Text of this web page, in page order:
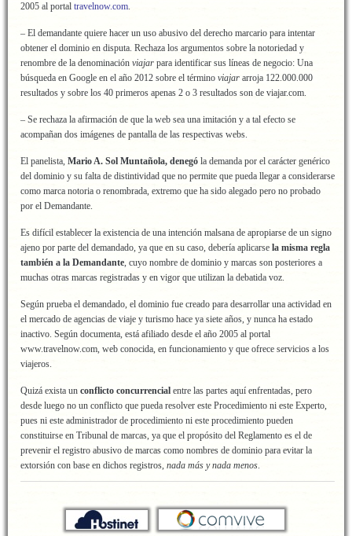
2005 al portal travelnow.com.
– El demandante quiere hacer un uso abusivo del derecho marcario para intentar
obtener el dominio en disputa. Rechaza los argumentos sobre la notoriedad y
renombre de la denominación viajar para identificar sus líneas de negocio: Una
búsqueda en Google en el año 2012 sobre el término viajar arroja 122.000.000
resultados y sobre los 40 primeros apenas 2 o 3 resultados son de viajar.com.
– Se rechaza la afirmación de que la web sea una imitación y a tal efecto se
acompañan dos imágenes de pantalla de las respectivas webs.
El panelista, Mario A. Sol Muntañola, denegó la demanda por el carácter genérico
del dominio y su falta de distintividad que no permite que pueda llegar a considerarse
como marca notoria o renombrada, extremo que ha sido alegado pero no probado
por el Demandante.
Es difícil establecer la existencia de una intención malsana de apropiarse de un signo
ajeno por parte del demandado, ya que en su caso, debería aplicarse la misma regla
también a la Demandante, cuyo nombre de dominio y marcas son posteriores a
muchas otras marcas registradas y en vigor que utilizan la debatida voz.
Según prueba el demandado, el dominio fue creado para desarrollar una actividad en
el mercado de agencias de viaje y turismo hace ya siete años, y nunca ha estado
inactivo. Según documenta, está afiliado desde el año 2005 al portal
www.travelnow.com, web conocida, en funcionamiento y que ofrece servicios a los
viajeros.
Quizá exista un conflicto concurrencial entre las partes aquí enfrentadas, pero
desde luego no un conflicto que pueda resolver este Procedimiento ni este Experto,
pues ni este administrador de procedimiento ni este procedimiento pueden
constituirse en Tribunal de marcas, ya que el propósito del Reglamento es el de
prevenir el registro abusivo de marcas como nombres de dominio para evitar la
extorsión con base en dichos registros, nada más y nada menos.